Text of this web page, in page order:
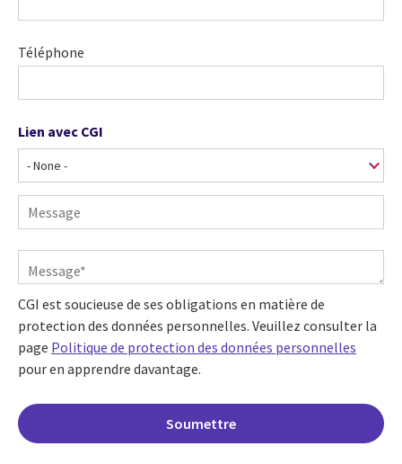
Téléphone
Lien avec CGI
Lien
avec
CGI
Sujet
CGI est soucieuse de ses obligations en matière de
protection des données personnelles. Veuillez consulter la
page Politique de protection des données personnelles
pour en apprendre davantage.